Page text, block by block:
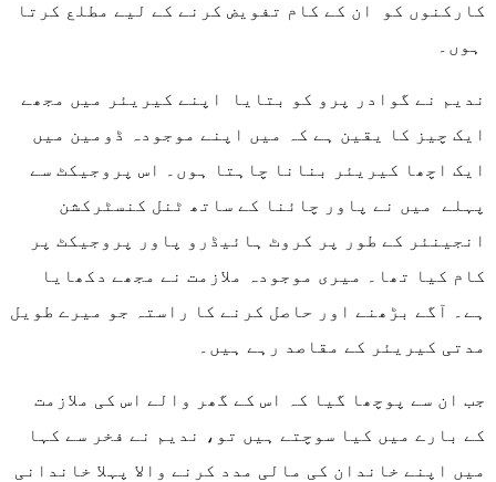
کارکنوں کو ان کے کام تفویض کرنے کے لیے مطلع کرتا
ندیم نے گوادر پرو کو بتایا اپنے کیریئر میں مجھے
ایک چیز کا یقین ہے کہ میں اپنے موجودہ ڈومین میں
ایک اچھا کیریئر بنانا چاہتا ہوں۔ اس پروجیکٹ سے
پہلے میں نے پاور چائنا کے ساتھ ٹنل کنسٹرکشن
انجینئر کے طور پر کروٹ ہائیڈرو پاور پروجیکٹ پر
کام کیا تھا۔ میری موجودہ ملازمت نے مجھے دکھایا
ہے۔ آگے بڑھنے اور حاصل کرنے کا راستہ جو میرے طویل
مدتی کیریئر کے مقاصد رہے ہیں۔
جب ان سے پوچھا گیا کہ اس کے گھر والے اس کی ملازمت
کے بارے میں کیا سوچتے ہیں تو، ندیم نے فخر سے کہا
میں اپنے خاندان کی مالی مدد کرنے والا پہلا خاندانی